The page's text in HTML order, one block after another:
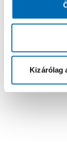
Kizárólag